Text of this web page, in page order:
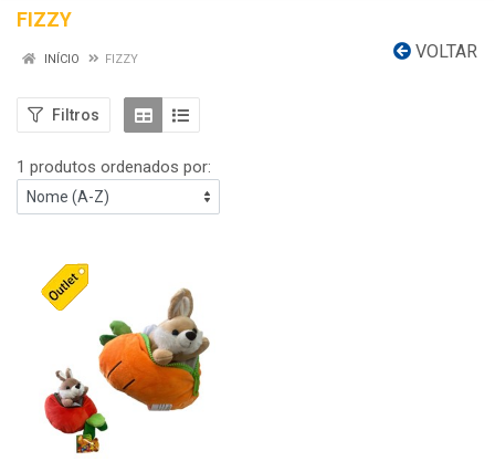
FIZZY
VOLTAR
INÍCIO FIZZY
Filtros
1 produtos ordenados por: